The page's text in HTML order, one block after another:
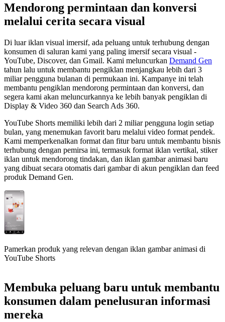
Mendorong permintaan dan konversi
melalui cerita secara visual
Di luar iklan visual imersif, ada peluang untuk terhubung dengan
konsumen di saluran kami yang paling imersif secara visual -
YouTube, Discover, dan Gmail. Kami meluncurkan Demand Gen
tahun lalu untuk membantu pengiklan menjangkau lebih dari 3
miliar pengguna bulanan di permukaan ini. Kampanye ini telah
membantu pengiklan mendorong permintaan dan konversi, dan
segera kami akan meluncurkannya ke lebih banyak pengiklan di
Display & Video 360 dan Search Ads 360.
YouTube Shorts memiliki lebih dari 2 miliar pengguna login setiap
bulan, yang menemukan favorit baru melalui video format pendek.
Kami memperkenalkan format dan fitur baru untuk membantu bisnis
terhubung dengan pemirsa ini, termasuk format iklan vertikal, stiker
iklan untuk mendorong tindakan, dan iklan gambar animasi baru
yang dibuat secara otomatis dari gambar di akun pengiklan dan feed
produk Demand Gen.
Pamerkan produk yang relevan dengan iklan gambar animasi di
YouTube Shorts
Membuka peluang baru untuk membantu
konsumen dalam penelusuran informasi
mereka